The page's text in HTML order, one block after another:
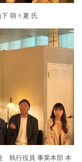
萌々夏 氏
執行役員 事業本部 本